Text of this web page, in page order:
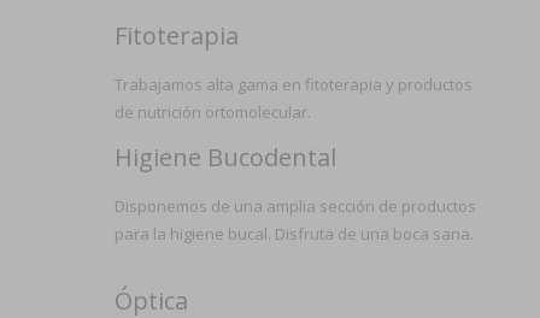
Fitoterapia
Trabajamos alta gama en fitoterapia y productos
de nutrición ortomolecular.
Higiene Bucodental
Disponemos de una amplia sección de productos
para la higiene bucal. Disfruta de una boca sana.
Óptica